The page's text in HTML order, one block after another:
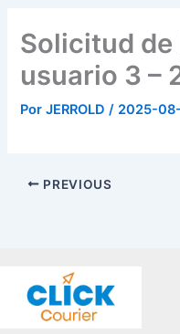
Solicitud de
usuario 3 –
PorJERROLD/ 2025-
PREVIOUS